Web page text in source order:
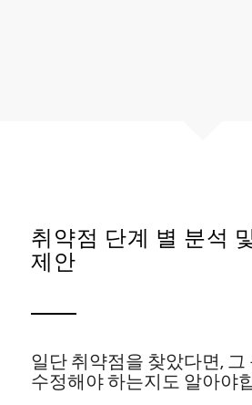
취약점 단계 별 분석
제안
일단 취약점을 찾았다면, 그
수정해야 하는지도 알아야